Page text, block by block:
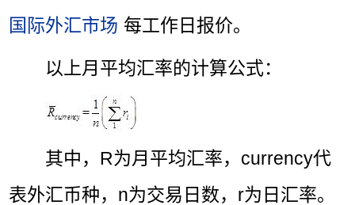
国际外汇市场 每工作日报价。
以上月平均汇率的计算公式：
其中，R为月平均汇率，currency代
表外汇币种，n为交易日数，r为日汇率。